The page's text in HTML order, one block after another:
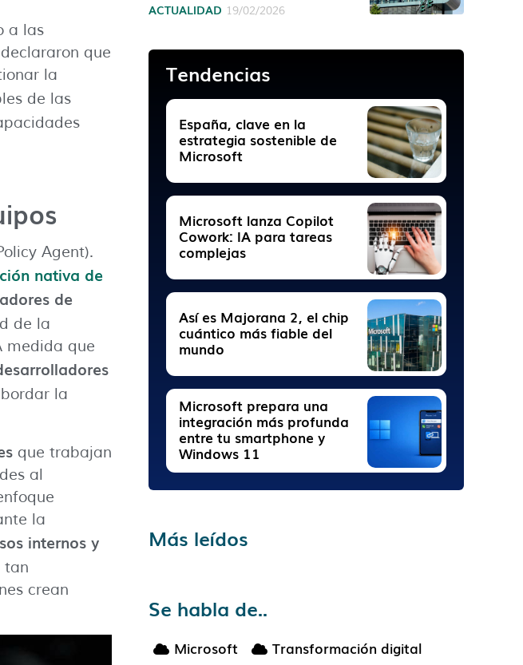
a las
que
la
de las
Agent).
nativa de
de
de la
medida que
la
que trabajan
al
la
internos y
tan
crean
ACTUALIDAD 19/02/2026
Tendencias
España, clave en la
estrategia sostenible de
Microsoft
Microsoft lanza Copilot
Cowork: IA para tareas
complejas
Así es Majorana 2, el chip
cuántico más fiable del
mundo
Microsoft prepara una
integración más profunda
entre tu smartphone y
Windows 11
Más leídos
Se habla de..
Microsoft
Transformación digital